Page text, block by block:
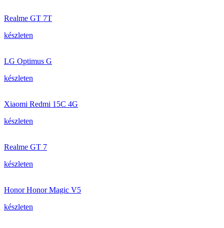
Realme GT 7T
készleten
LG Optimus G
készleten
Xiaomi Redmi 15C 4G
készleten
Realme GT 7
készleten
Honor Honor Magic V5
készleten